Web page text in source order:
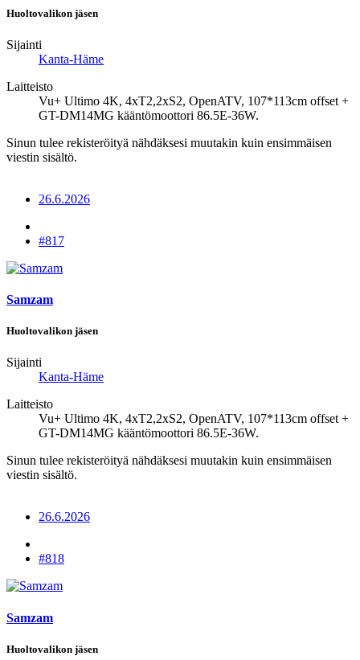
Huoltovalikon jäsen
Sijainti
Kanta-Häme
Laitteisto
Vu+ Ultimo 4K, 4xT2,2xS2, OpenATV, 107*113cm offset +
GT-DM14MG kääntömoottori 86.5E-36W.
Sinun tulee rekisteröityä nähdäksesi muutakin kuin ensimmäisen
viestin sisältö.
26.6.2026
#817
Samzam
Huoltovalikon jäsen
Sijainti
Kanta-Häme
Laitteisto
Vu+ Ultimo 4K, 4xT2,2xS2, OpenATV, 107*113cm offset +
GT-DM14MG kääntömoottori 86.5E-36W.
Sinun tulee rekisteröityä nähdäksesi muutakin kuin ensimmäisen
viestin sisältö.
26.6.2026
#818
Samzam
Huoltovalikon jäsen